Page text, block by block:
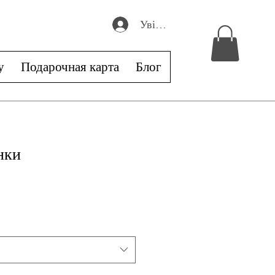
Увійти
Подарочная карта Блог